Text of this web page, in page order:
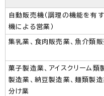
自動販売機（調理の機能を有
機による営業）
集乳業、食肉販売業、魚介類
菓子製造業、アイスクリーム類
製造業、納豆製造業、麺類製
分け業